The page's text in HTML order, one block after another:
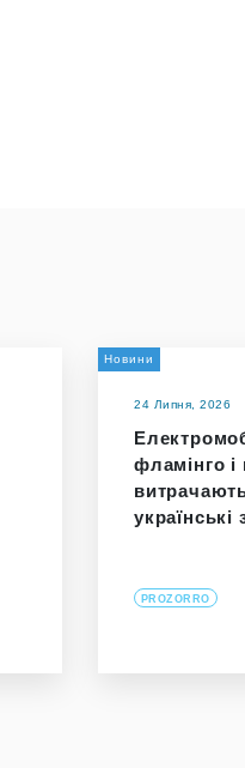
Новини
24 Липня, 2026
фламінго
українські
PROZORRO